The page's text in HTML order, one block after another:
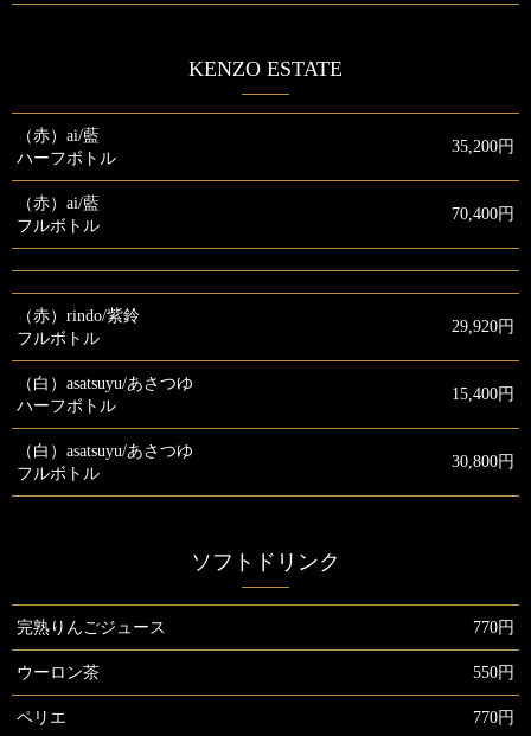
KENZO ESTATE
（赤）ai/藍
ハーフボトル
35,200円
（赤）ai/藍
フルボトル
70,400円
（赤）rindo/紫鈴
フルボトル
29,920円
（白）asatsuyu/あさつゆ
ハーフボトル
15,400円
（白）asatsuyu/あさつゆ
フルボトル
30,800円
ソフトドリンク
完熟りんごジュース 770円
ウーロン茶 550円
ペリエ 770円